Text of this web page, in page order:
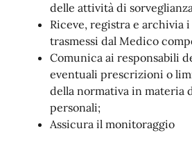
delle attività di
Riceve, registra e archivia
trasmessi dal Medico
Comunica ai responsabili
eventuali prescrizioni o
della normativa in materia
personali;
Assicura il monitoraggio